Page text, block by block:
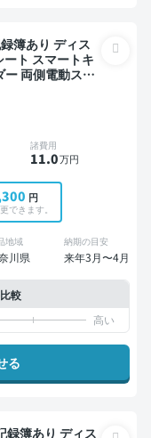
ト スマートキ
ー 両側電動スラ
諸費用
11.0万円
円
できます。
地域
川県
納期の目安
来年3月〜4月
較
る